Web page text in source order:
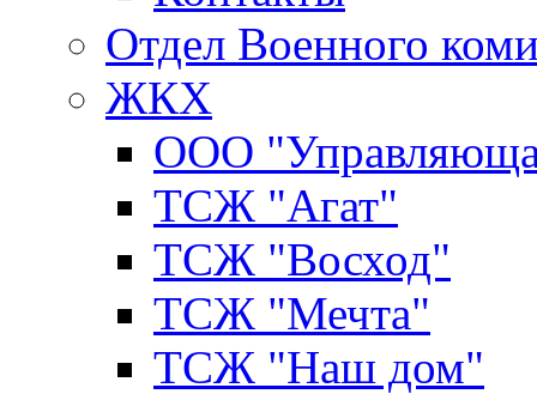
Отдел Военного
ЖКХ
ООО
ТСЖ "Агат"
ТСЖ "Восход"
ТСЖ "Мечта"
ТСЖ "Наш дом"